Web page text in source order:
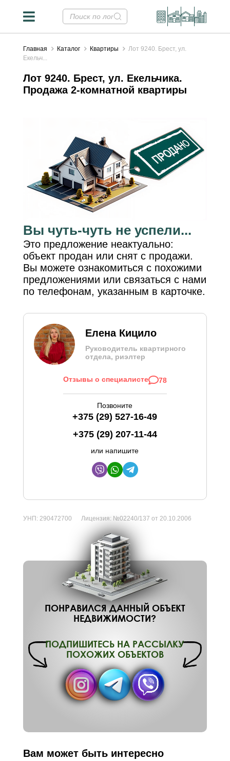
Главная Каталог Квартиры
Лот 9240. Брест, ул.
Екельч...
Лот 9240. Брест, ул. Екельчика.
Продажа 2-комнатной квартиры
Вы чуть-чуть не успели...
Это предложение неактуально:
объект продан или снят с продажи.
Вы можете ознакомиться с похожими
предложениями или связаться с нами
по телефонам, указанным в карточке.
Елена Кицило
Руководитель квартирного
отдела, риэлтер
Отзывы о специалисте 78
Позвоните
+375 (29) 527-16-49
+375 (29) 207-11-44
или напишите
УНП: 290472700 Лицензия: №02240/137 от 20.10.2006
ПОНРАВИЛСЯ ДАННЫЙ ОБЪЕКТ
НЕДВИЖИМОСТИ?
ПОДПИШИТЕСЬ НА РАССЫЛКУ
ПОХОЖИХ ОБЪЕКТОВ
Вам может быть интересно